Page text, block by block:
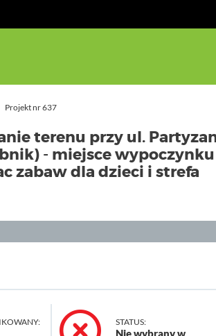
Projekt nr 637
terenu przy ul.
- miejsce
zabaw dla dzieci i strefa
STATUS:
Nie wybrany w